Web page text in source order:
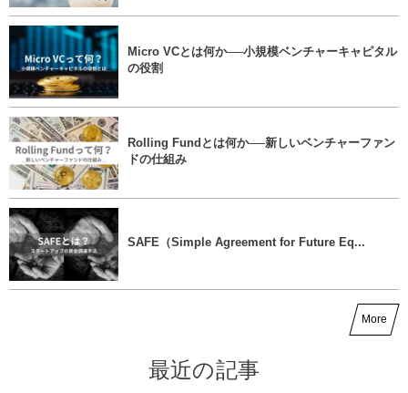
Micro VCとは何か──小規模ベンチャーキャピタル
の役割
Rolling Fundとは何か──新しいベンチャーファン
ドの仕組み
SAFE（Simple Agreement for Future Eq...
More
最近の記事